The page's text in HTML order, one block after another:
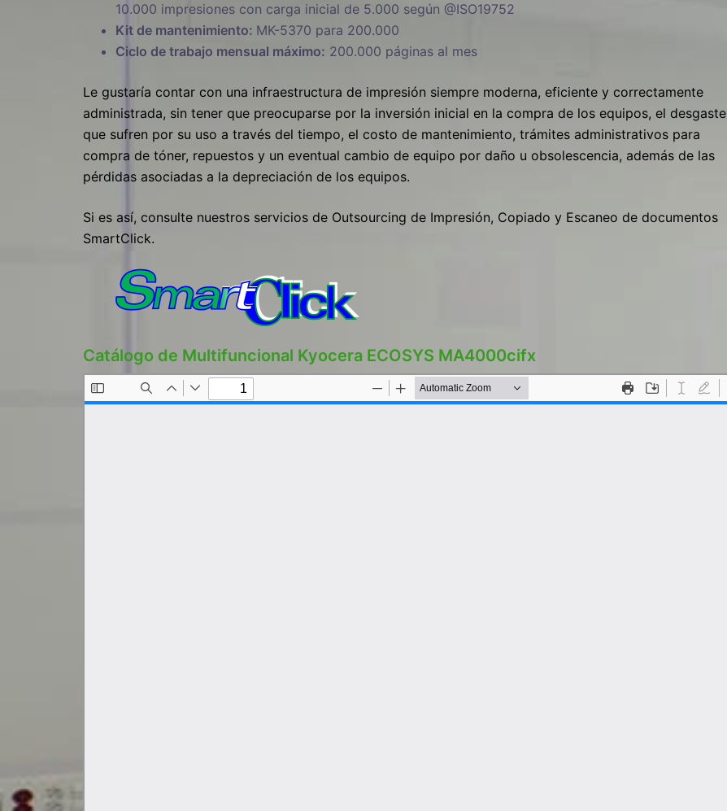
10.000 impresiones con carga inicial de 5.000 según @ISO19752
Kit de mantenimiento: MK-5370 para 200.000
Ciclo de trabajo mensual máximo: 200.000 páginas al mes
Le gustaría contar con una infraestructura de impresión siempre moderna, eficiente y correctamente
administrada, sin tener que preocuparse por la inversión inicial en la compra de los equipos, el desgaste
que sufren por su uso a través del tiempo, el costo de mantenimiento, trámites administrativos para
compra de tóner, repuestos y un eventual cambio de equipo por daño u obsolescencia, además de las
pérdidas asociadas a la depreciación de los equipos.
Si es así, consulte nuestros servicios de Outsourcing de Impresión, Copiado y Escaneo de documentos
SmartClick.
Catálogo de Multifuncional Kyocera ECOSYS MA4000cifx